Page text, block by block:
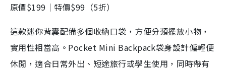
原價$199｜特價$99（5折）
這款迷你背囊配備多個收納口袋，方便分類擺放小物，
實用性相當高。Pocket Mini Backpack袋身設計偏輕便
休閒，適合日常外出、短途旅行或學生使用，同時帶有